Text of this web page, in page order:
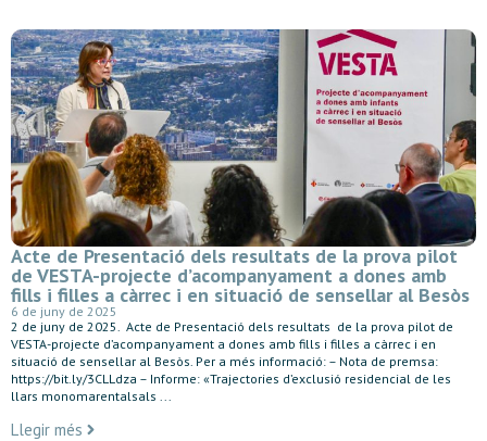
Acte de Presentació dels resultats de la prova pilot
de VESTA-projecte d’acompanyament a dones amb
fills i filles a càrrec i en situació de sensellar al Besòs
6 de juny de 2025
2 de juny de 2025. Acte de Presentació dels resultats de la prova pilot de
VESTA-projecte d’acompanyament a dones amb fills i filles a càrrec i en
situació de sensellar al Besòs. Per a més informació: – Nota de premsa:
https://bit.ly/3CLLdza – Informe: «Trajectories d’exclusió residencial de les
llars monomarentalsals ...
Llegir més